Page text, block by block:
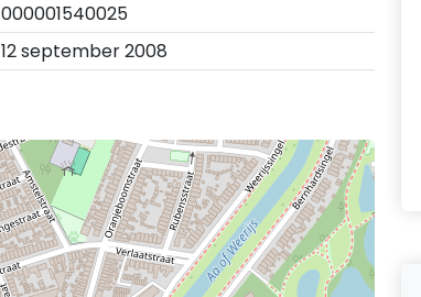
000001540025
12 september 2008